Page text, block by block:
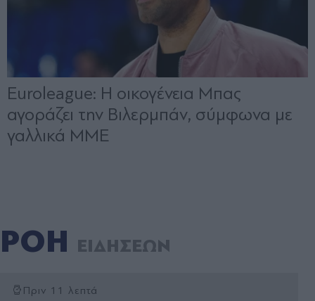
ΡΟΗ ΕΙΔΗΣΕΩΝ
Πριν 11 λεπτά